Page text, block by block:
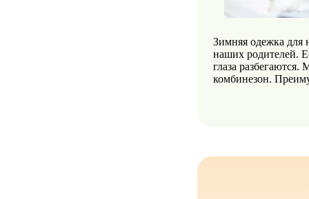
Зимняя одежка для
наших родителей.
глаза
комбинезон.